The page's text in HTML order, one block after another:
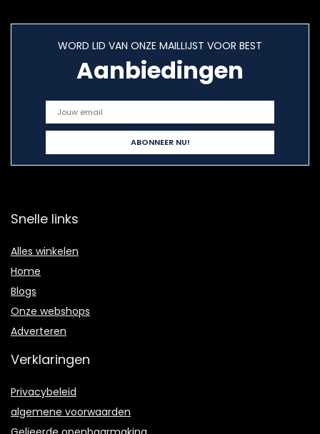
WORD LID VAN ONZE MAILLIJST VOOR BEST
Aanbiedingen
Snelle links
Alles winkelen
Home
Blogs
Onze webshops
Adverteren
Verklaringen
Privacybeleid
algemene voorwaarden